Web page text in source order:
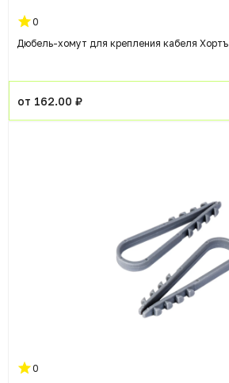
0
Дюбель-хомут для крепления кабеля Хортъ
от 162.00 ₽
0